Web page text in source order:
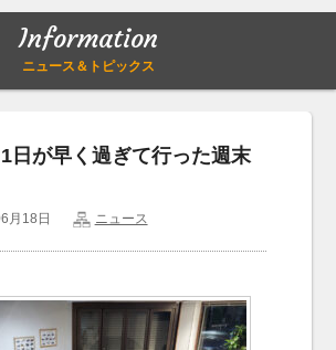
Company outline
Information
ニュース＆トピックス
日が早く過ぎて行った週末
月18日 ニュース